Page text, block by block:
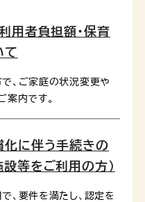
用者負担額・保育
て
、ご家庭の状況変更や
案内です。
化に伴う手続きの
等をご利用の方）
、要件を満たし、認定を